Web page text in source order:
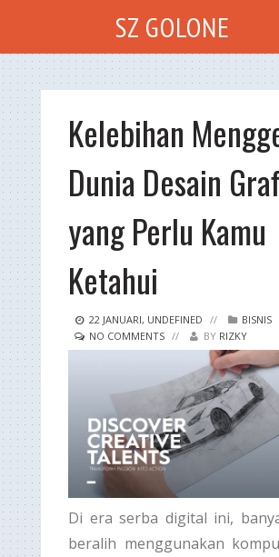
SZ GOLONE
Kelebihan
Dunia Desain
yang Perlu Kamu
Ketahui
22 JANUARI, UNDEFINED // BISNIS
NO COMMENTS // BY RIZKY
Di era serba digital ini,
beralih menggunakan